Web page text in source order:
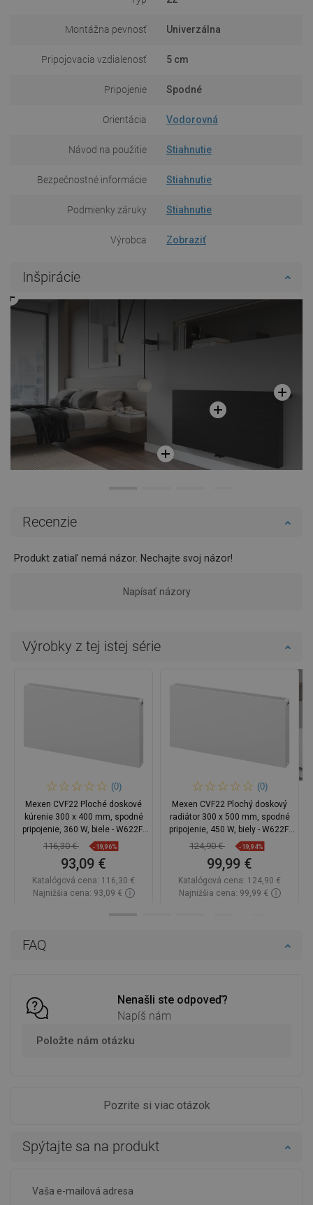
Montážna pevnosť Univerzálna
Pripojovacia vzdialenosť 5 cm
Pripojenie Spodné
Orientácia Vodorovná
Návod na použitie Stiahnutie
Bezpečnostné informácie Stiahnutie
Podmienky záruky Stiahnutie
Výrobca Zobraziť
Inšpirácie
FAQ
Nenašli ste odpoveď?
Napíš nám
Položte nám otázku
Pozrite si viac otázok
Recenzie
Produkt zatiaľ nemá názor. Nechajte svoj názor!
Napísať názory
Spýtajte sa na produkt
Výrobky z tej istej série
(0)
Mexen CVF22 Ploché doskové
kúrenie 300 x 400 mm, spodné
pripojenie, 360 W, biele - W622F-
030-040-00
116,30 € -19,96%
93,09 €
Katalógová cena: 116,30 €
Najnižšia cena: 93,09 €
(0)
Mexen CVF22 Plochý doskový
radiátor 300 x 500 mm, spodné
pripojenie, 450 W, biely - W622F-
030-050-00
124,90 € -19,94%
99,99 €
Katalógová cena: 124,90 €
Najnižšia cena: 99,99 €